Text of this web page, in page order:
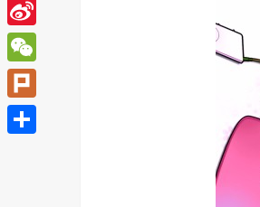
t
e
r
e
b
o
o
k
t
e
a
L
i
n
e
S
i
n
a
W
e
C
P